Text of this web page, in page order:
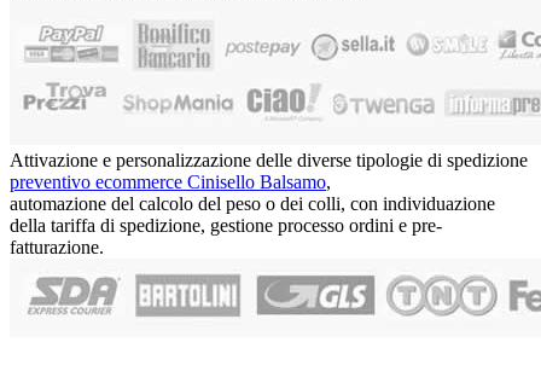
Attivazione e personalizzazione delle diverse tipologie di spedizione
preventivo ecommerce Cinisello Balsamo,
automazione del calcolo del peso o dei colli, con individuazione
della tariffa di spedizione, gestione processo ordini e pre-
fatturazione.